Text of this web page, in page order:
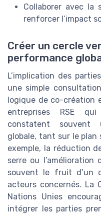
Collaborer avec la
renforcer l’impact
Créer un cercle
performance
L’implication des
une simple
logique de co-création
entreprises RSE
constatent souvent
globale, tant sur le plan
exemple, la réduction
serre ou
souvent le fruit d’un
acteurs concernés. La
Nations Unies
intégrer les parties